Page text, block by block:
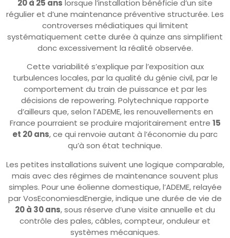
20 à 25 ans lorsque l’installation bénéficie d’un site
régulier et d’une maintenance préventive structurée. Les
controverses médiatiques qui limitent
systématiquement cette durée à quinze ans simplifient
donc excessivement la réalité observée.
Cette variabilité s’explique par l’exposition aux
turbulences locales, par la qualité du génie civil, par le
comportement du train de puissance et par les
décisions de repowering. Polytechnique rapporte
d’ailleurs que, selon l’ADEME, les renouvellements en
France pourraient se produire majoritairement entre 15
et 20 ans, ce qui renvoie autant à l’économie du parc
qu’à son état technique.
Les petites installations suivent une logique comparable,
mais avec des régimes de maintenance souvent plus
simples. Pour une éolienne domestique, l’ADEME, relayée
par VosEconomiesdEnergie, indique une durée de vie de
20 à 30 ans, sous réserve d’une visite annuelle et du
contrôle des pales, câbles, compteur, onduleur et
systèmes mécaniques.